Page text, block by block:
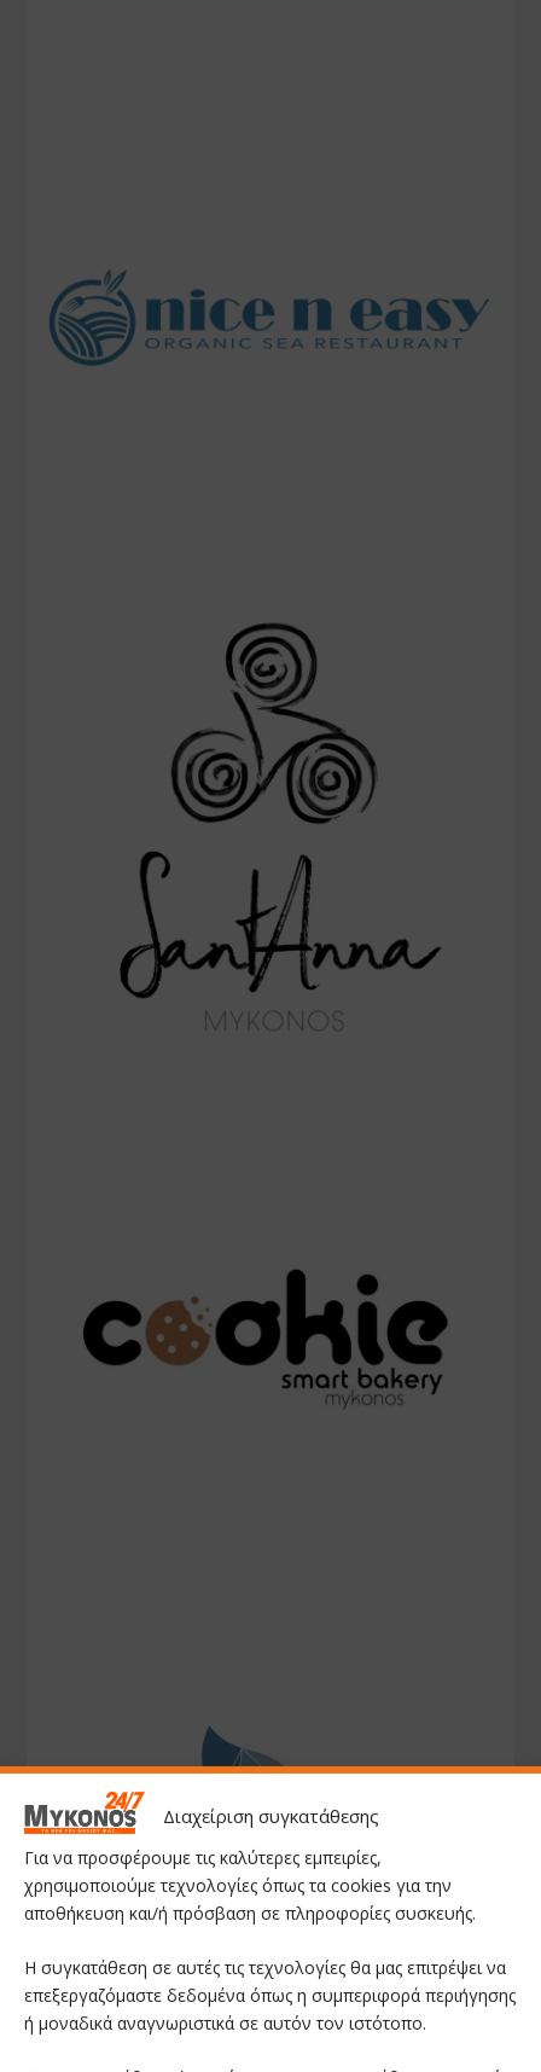
Διαχείριση συγκατάθεσης
Για να προσφέρουμε τις καλύτερες εμπειρίες,
χρησιμοποιούμε τεχνολογίες όπως τα cookies για την
αποθήκευση και/ή πρόσβαση σε πληροφορίες συσκευής.
Η συγκατάθεση σε αυτές τις τεχνολογίες θα μας επιτρέψει να
επεξεργαζόμαστε δεδομένα όπως η συμπεριφορά περιήγησης
ή μοναδικά αναγνωριστικά σε αυτόν τον ιστότοπο.